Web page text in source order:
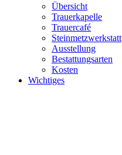
Übersicht
Trauerkapelle
Trauercafé
Steinmetzwerkstatt
Ausstellung
Bestattungsarten
Kosten
Wichtiges